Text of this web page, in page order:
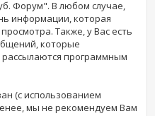
Форум". В любом случае,
информации, которая
Также, у Вас есть
которые
программным
(с использованием
мы не рекомендуем Вам